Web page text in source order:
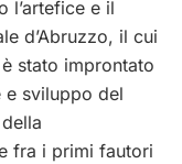
l’artefice e il
d’Abruzzo, il cui
stato improntato
e sviluppo del
fra i primi fautori